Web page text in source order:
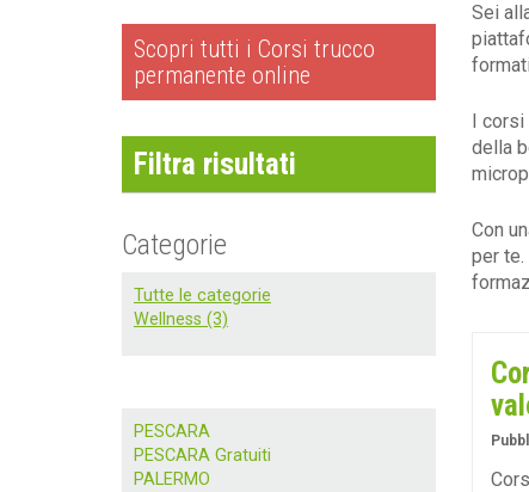
Scopri tutti i Corsi trucco
permanente online
Filtra risultati
Categorie
Tutte le categorie
Wellness (3)
PESCARA
PESCARA Gratuiti
PALERMO
Sei
I corsi
della
Con
per te.